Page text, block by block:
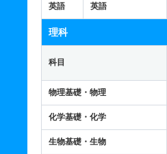
英語 英語
理科
科目
物理基礎・物理
化学基礎・化学
生物基礎・生物